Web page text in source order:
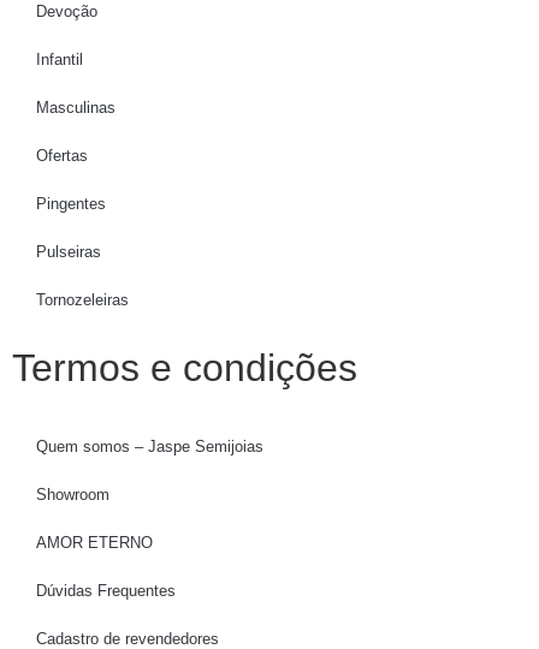
Devoção
Infantil
Masculinas
Ofertas
Pingentes
Pulseiras
Tornozeleiras
Termos e condições
Quem somos – Jaspe Semijoias
Showroom
AMOR ETERNO
Dúvidas Frequentes
Cadastro de revendedores